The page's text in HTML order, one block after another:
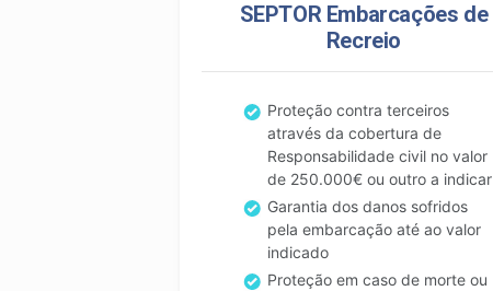
SEPTOR Embarcações de
Recreio
Proteção contra terceiros
através da cobertura de
Responsabilidade civil no valor
de 250.000€ ou outro a indicar
Garantia dos danos sofridos
pela embarcação até ao valor
indicado
Proteção em caso de morte ou